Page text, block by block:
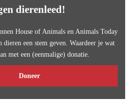
dierenleed!
House of Animals en Animals Today
dieren een stem geven. Waardeer je wat
met een (eenmalige) donatie.
Doneer